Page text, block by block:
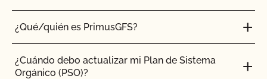
¿Qué/quién es PrimusGFS?
¿Cuándo debo actualizar mi Plan de Sistema
Orgánico (PSO)?